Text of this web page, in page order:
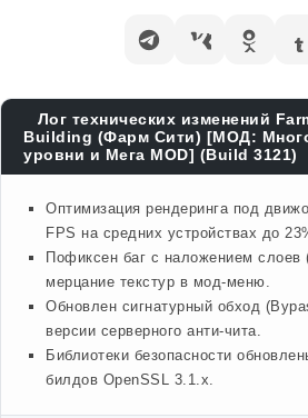
Лог технических изменений
Building (Фарм Сити) [МОД:
уровни и Мега MOD] (Build 3121)
Оптимизация рендеринга под
FPS на средних устройствах до
Пофиксен баг с наложением
мерцание текстур в мод-меню.
Обновлен сигнатурный обход
версии серверного анти-чита.
Библиотеки безопасности
билдов OpenSSL 3.1.x.